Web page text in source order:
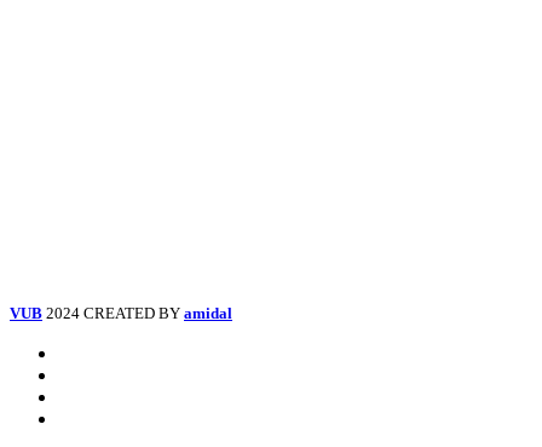
VUB 2024 CREATED BY amidal